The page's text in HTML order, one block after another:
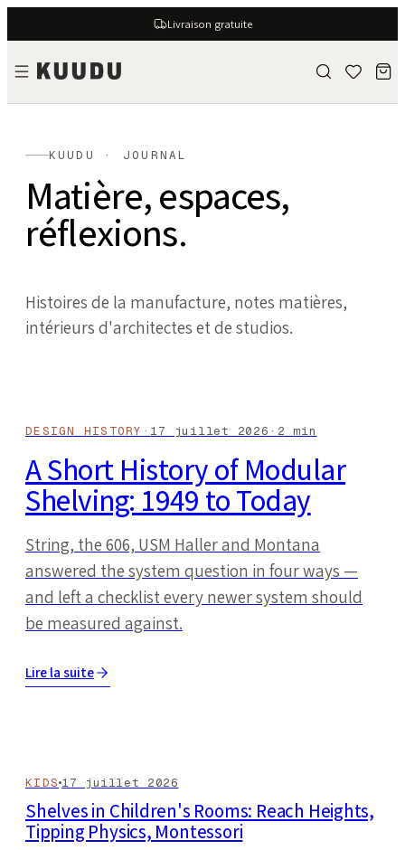
Livraison gratuite
KUUDU · JOURNAL
Matière, espaces,
réflexions.
Histoires de la manufacture, notes matières,
intérieurs d'architectes et de studios.
DESIGN HISTORY · 17 juillet 2026 · 2 min
A Short History of Modular
Shelving: 1949 to Today
String, the 606, USM Haller and Montana
answered the system question in four ways —
and left a checklist every newer system should
be measured against.
Lire la suite
KIDS 17 juillet 2026
Shelves in Children's Rooms: Reach Heights,
Tipping Physics, Montessori